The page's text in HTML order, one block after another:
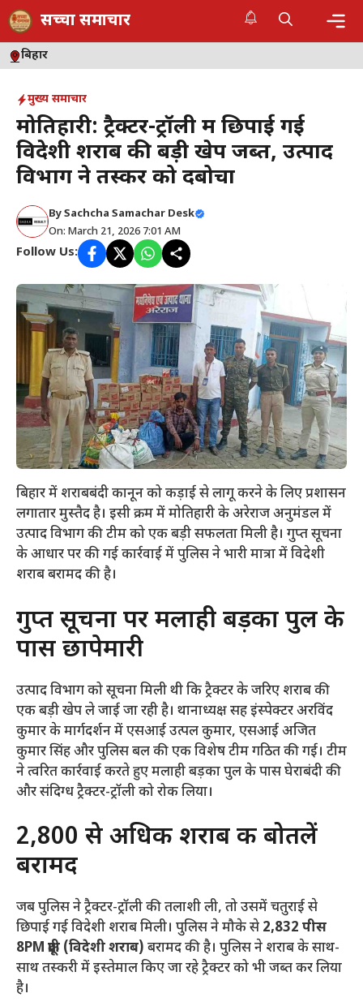
Skip
to
content
सच्चा समाचार
बिहार
मुख्य समाचार
मोतिहारी: ट्रैक्टर-ट्रॉली में छिपाई गई
विदेशी शराब की बड़ी खेप जब्त, उत्पाद
विभाग ने तस्कर को दबोचा
BySachcha Samachar Desk
On: March 21, 2026 7:01 AM
Follow Us:
बिहार में शराबबंदी कानून को कड़ाई से लागू करने के लिए प्रशासन
लगातार मुस्तैद है। इसी क्रम में मोतिहारी के अरेराज अनुमंडल में
उत्पाद विभाग की टीम को एक बड़ी सफलता मिली है। गुप्त सूचना
के आधार पर की गई कार्रवाई में पुलिस ने भारी मात्रा में विदेशी
शराब बरामद की है।
​गुप्त सूचना पर मलाही बड़का पुल के
पास छापेमारी
​उत्पाद विभाग को सूचना मिली थी कि ट्रैक्टर के जरिए शराब की
एक बड़ी खेप ले जाई जा रही है। थानाध्यक्ष सह इंस्पेक्टर अरविंद
कुमार के मार्गदर्शन में एसआई उत्पल कुमार, एसआई अजित
कुमार सिंह और पुलिस बल की एक विशेष टीम गठित की गई। टीम
ने त्वरित कार्रवाई करते हुए मलाही बड़का पुल के पास घेराबंदी की
और संदिग्ध ट्रैक्टर-ट्रॉली को रोक लिया।
​2,800 से अधिक शराब की बोतलें
बरामद
​जब पुलिस ने ट्रैक्टर-ट्रॉली की तलाशी ली, तो उसमें चतुराई से
छिपाई गई विदेशी शराब मिली। पुलिस ने मौके से 2,832 पीस
8PM फ्रूटी (विदेशी शराब) बरामद की है। पुलिस ने शराब के साथ-
साथ तस्करी में इस्तेमाल किए जा रहे ट्रैक्टर को भी जब्त कर लिया
है।